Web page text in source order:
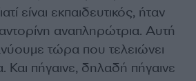
είναι εκπαιδευτικός, ήταν
αναπληρώτρια. Αυτή
τώρα που τελειώνει
Και πήγαινε, δηλαδή πήγαινε